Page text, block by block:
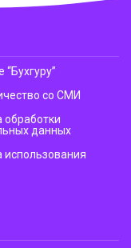
“Бухгуру”
со СМИ
обработки
данных
использования